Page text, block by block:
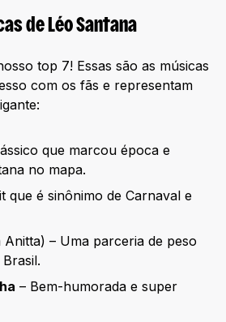
de Léo Santana
top 7! Essas são as músicas
com os fãs e representam
que marcou época e
no mapa.
que é sinônimo de Carnaval e
Anitta) – Uma parceria de peso
– Bem-humorada e super